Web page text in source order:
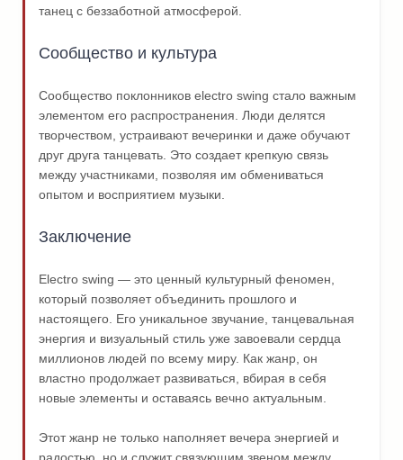
танец с беззаботной атмосферой.
Сообщество и культура
Сообщество поклонников electro swing стало важным
элементом его распространения. Люди делятся
творчеством, устраивают вечеринки и даже обучают
друг друга танцевать. Это создает крепкую связь
между участниками, позволяя им обмениваться
опытом и восприятием музыки.
Заключение
Electro swing — это ценный культурный феномен,
который позволяет объединить прошлого и
настоящего. Его уникальное звучание, танцевальная
энергия и визуальный стиль уже завоевали сердца
миллионов людей по всему миру. Как жанр, он
властно продолжает развиваться, вбирая в себя
новые элементы и оставаясь вечно актуальным.
Этот жанр не только наполняет вечера энергией и